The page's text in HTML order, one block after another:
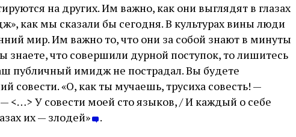
на других. Им важно, как они выглядят в глазах
как мы сказали бы сегодня. В культурах вины люди
мир. Им важно то, что они за собой знают в минуты
знаете, что совершили дурной поступок, то лишитесь
публичный имидж не пострадал. Вы будете
совести. «О, как ты мучаешь, трусиха совесть! —
<…> У совести моей сто языков, / И каждый о себе
их — злодей» .